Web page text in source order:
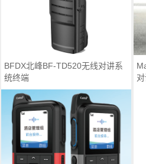
BFDX北峰BF-TD520无线对讲系
统终端